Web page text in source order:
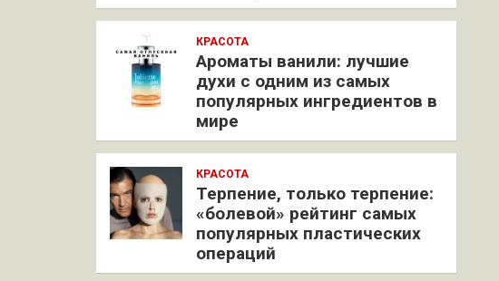
КРАСОТА
Ароматы ванили: лучшие
духи с одним из самых
популярных ингредиентов в
мире
КРАСОТА
Терпение, только терпение:
«болевой» рейтинг самых
популярных пластических
операций